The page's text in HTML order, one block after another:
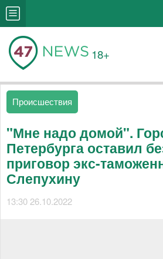
18+
Происшествия
"Мне надо домой".
Петербурга оставил
приговор экс-
Слепухину
13:30 26.10.2022